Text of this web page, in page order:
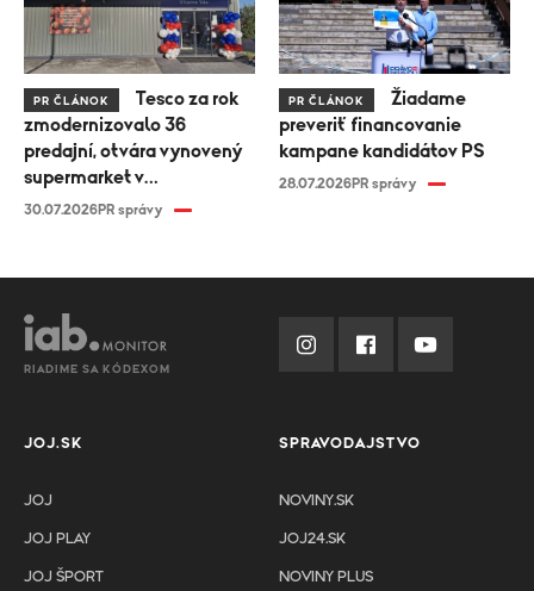
PR ČLÁNOK
zmodernizovalo 36
predajní, otvára vynovený
supermarket v
Krompachoch
30.07.2026PR správy
PR ČLÁNOK
preveriť financovanie
kampane kandidátov PS
28.07.2026PR správy
RIADIME SA KÓDEXOM
JOJ.SK
JOJ
JOJ PLAY
JOJ ŠPORT
SPRAVODAJSTVO
NOVINY.SK
JOJ24.SK
NOVINY PLUS